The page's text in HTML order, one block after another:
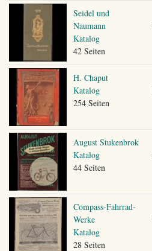
Seidel und
Naumann
Katalog
42 Seiten
H. Chaput
Katalog
254 Seiten
August Stukenbrok
Katalog
44 Seiten
Compass-Fahrrad-
Werke
Katalog
28 Seiten